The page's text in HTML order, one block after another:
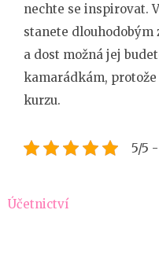
nechte se inspirovat.
stanete
a dost možná jej
kamarádkám,
kurzu.
5/5
Navigace
Účetnictví